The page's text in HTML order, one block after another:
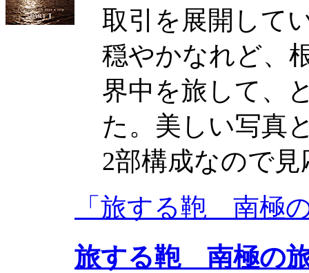
取引を展開して
穏やかなれど、
界中を旅して、
た。美しい写真
2部構成なので
「旅する鞄 南極
旅する鞄 南極の